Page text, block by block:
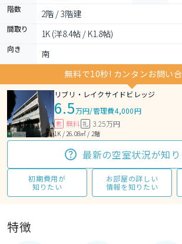
階数 2階 / 3階建
間取り 1K (洋8.4帖 / K1.8帖)
向き
南
無料で10秒! カンタンお問い
リブリ・レイクサイドビレッジ
6.5万円/管理費4,000円
敷 無料 礼 3.25万円
1K / 26.08㎡ / 2階
最新の空室状況が知
初期費用が
知りたい
お部屋の詳しい
情報を知りたい
特徴